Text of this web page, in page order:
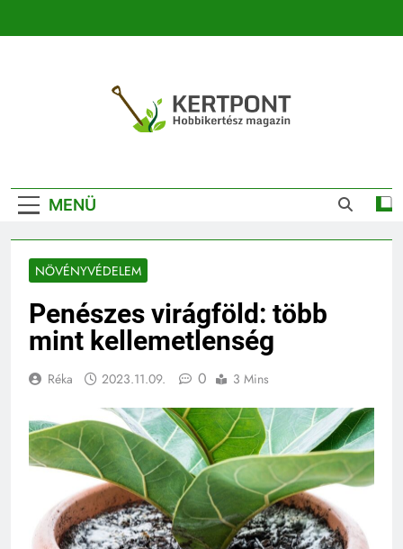
Kertészeti
Magazin |
Növénykereső És
Növényhatározó
MENÜ
NÖVÉNYVÉDELEM
Penészes virágföld: több
mint kellemetlenség
Réka 2023.11.09. 0 3 Mins